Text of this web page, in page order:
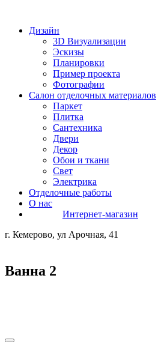
Дизайн
3D Визуализации
Эскизы
Планировки
Пример проекта
Фотографии
Салон отделочных материалов
Паркет
Плитка
Сантехника
Двери
Декор
Обои и ткани
Свет
Электрика
Отделочные работы
О нас
Интернет-магазин
г. Кемерово, ул Арочная, 41
Ванна 2